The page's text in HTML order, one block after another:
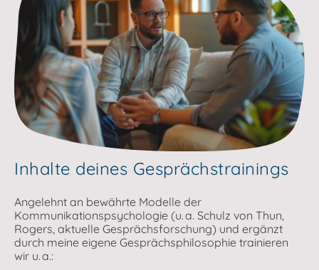
Inhalte deines Gesprächstrainings
Angelehnt an bewährte Modelle der
Kommunikationspsychologie (u. a. Schulz von Thun,
Rogers, aktuelle Gesprächsforschung) und ergänzt
durch meine eigene Gesprächsphilosophie trainieren
wir u. a.: